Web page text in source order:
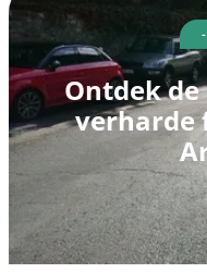
Ontdek de
verharde